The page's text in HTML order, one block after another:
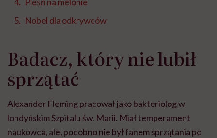
Pleśń na melonie
Nobel dla odkrywców
Badacz, który nie lubił
sprzątać
Alexander Fleming pracował jako bakteriolog w
londyńskim Szpitalu św. Marii. Miał temperament
naukowca, ale, podobno nie był fanem sprzątania po